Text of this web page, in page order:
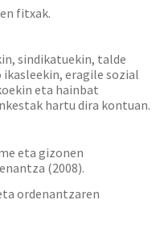
fitxak.
sindikatuekin, talde
eragile sozial
eta hainbat
hartu dira kontuan.
eta gizonen
(2008).
ordenantzaren